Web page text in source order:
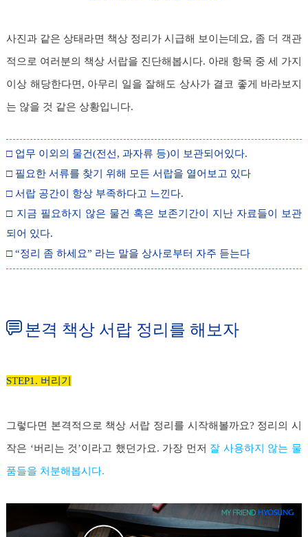
사진과 같은 상태라면 책상 정리가 시급해 보이는데요, 좀 더 객관
적으로 여러분의 책상 서랍을 진단해봅시다. 아래 항목 중 세 가지
이상 해당한다면, 아무리 일을 잘해도 상사가 결코 좋게 바라보지
는 않을 것 같은 상황입니다.
□ 업무 이외의 물건(전선, 과자류 등)이 보관되어있다.
□ 필요한 서류를 찾기 위해 모든 서랍을 열어보고 있다
□ 서랍 공간이 항상 부족하다고 느낀다.
□ 지금 필요하지 않은 물건 혹은 보존기간이 지난 자료들이 보관
되어 있다.
□ “정리 좀 하세요” 라는 말을 상사로부터 자주 듣는다
본격 책상 서랍 정리를 해보자
STEP1. 버리기
그렇다면 본격적으로 책상 서랍 정리를 시작해볼까요? 정리의 시
작은 ‘버리는 것’이라고 했던가요. 가장 먼저 잘 사용하지 않는 물
품들을 처분해봅시다.